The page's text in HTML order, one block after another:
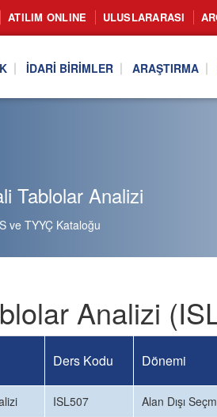
ATILIM ONLINE ULUSLARARASI
İDARI BIRIMLER ARAŞTIRMA
Tablolar Analizi
ve TYYÇ Kataloğu
Analizi
Ders Kodu Dönemi
ISL507 Alan Dışı